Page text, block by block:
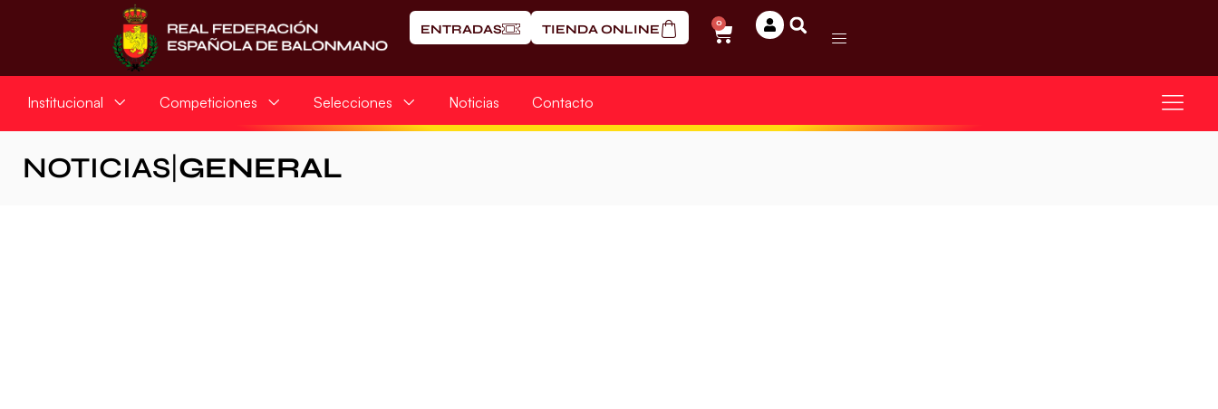
ENTRADAS TIENDA ONLINE 0
Institucional Competiciones Selecciones Noticias Contacto
NOTICIAS GENERAL